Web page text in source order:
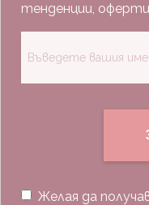
тенденции,
Желая да